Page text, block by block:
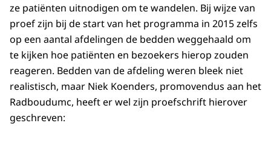
ze patiënten uitnodigen om te wandelen. Bij wijze van
proef zijn bij de start van het programma in 2015 zelfs
op een aantal afdelingen de bedden weggehaald om
te kijken hoe patiënten en bezoekers hierop zouden
reageren. Bedden van de afdeling weren bleek niet
realistisch, maar Niek Koenders, promovendus aan het
Radboudumc, heeft er wel zijn proefschrift hierover
geschreven: